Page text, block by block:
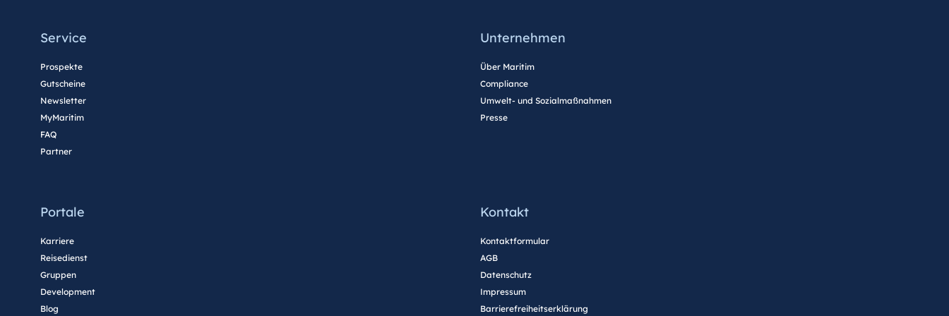
Service
Prospekte
Gutscheine
Newsletter
MyMaritim
FAQ
Partner
Unternehmen
Über Maritim
Compliance
Umwelt- und Sozialmaßnahmen
Presse
Portale
Karriere
Reisedienst
Gruppen
Development
Blog
Kontakt
Kontaktformular
AGB
Datenschutz
Impressum
Barrierefreiheitserklärung